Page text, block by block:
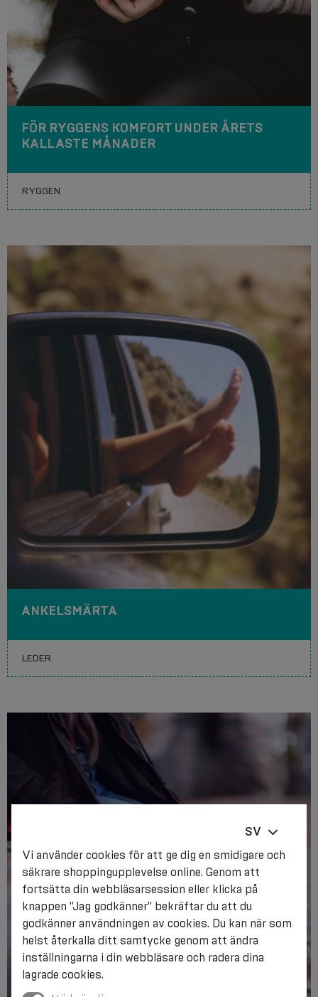
FÖR RYGGENS KOMFORT UNDER ÅRETS
KALLASTE MÅNADER
ANKELSMÄRTA
SV
Vi använder cookies för att ge dig en smidigare och
säkrare shoppingupplevelse online. Genom att
fortsätta din webbläsarsession eller klicka på
knappen "Jag godkänner" bekräftar du att du
godkänner användningen av cookies. Du kan när som
helst återkalla ditt samtycke genom att ändra
inställningarna i din webbläsare och radera dina
lagrade cookies.